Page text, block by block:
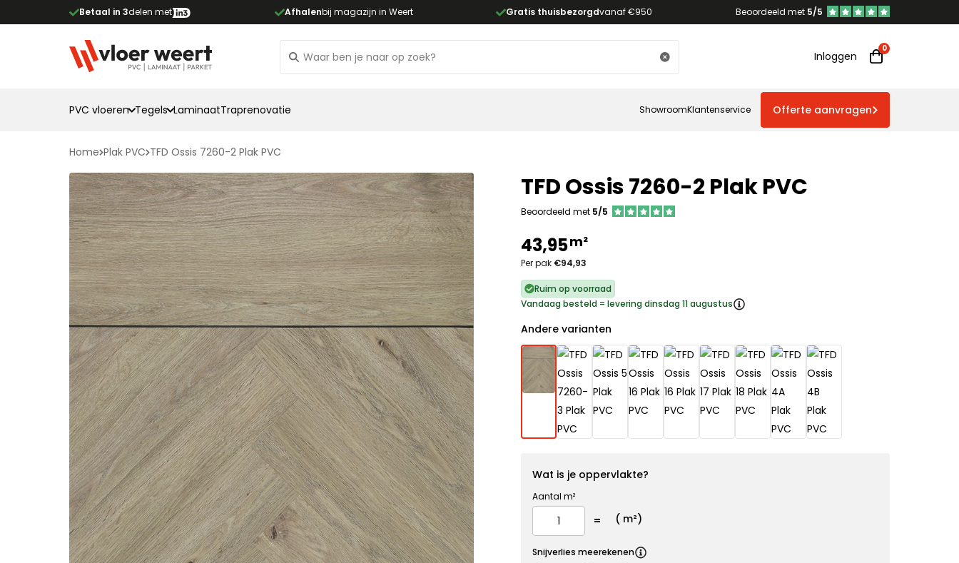
Betaal in 3delen met Afhalenbij magazijn in Weert Gratis thuisbezorgdvanaf €950 Beoordeeld met 5/5
Inloggen
PVC vloeren Tegels LaminaatTraprenovatie ShowroomKlantenservice Offerte aanvragen
Home Plak PVC TFD Ossis 7260-2 Plak PVC
TFD Ossis 7260-2 Plak PVC
Beoordeeld met 5/5
43,95m²
Per pak €94,93
Ruim op voorraad
Vandaag besteld = levering dinsdag 11 augustus
Andere varianten
Wat is je oppervlakte?
Aantal m²
( m²)
Snijverlies meerekenen